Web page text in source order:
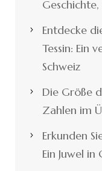
Entdecke
Tessin: Ein
Schweiz
Die Größe
Zahlen im
Erkunden
Ein Juwel